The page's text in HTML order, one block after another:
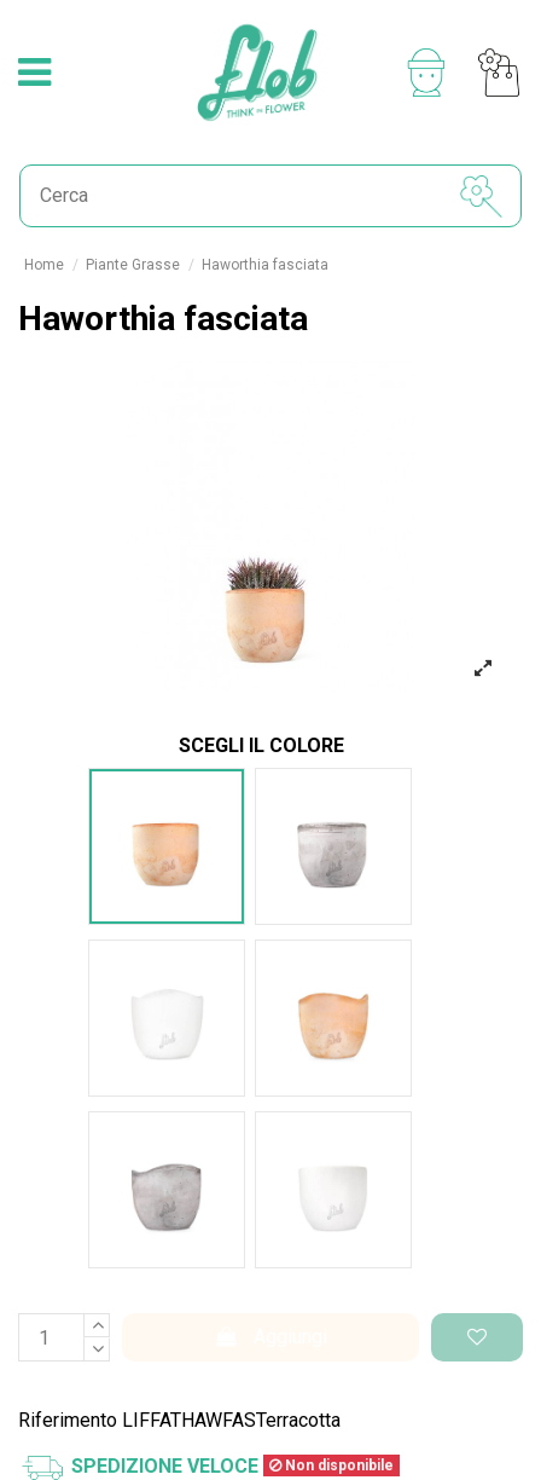
Home Piante Grasse Haworthia fasciata
Haworthia fasciata
SCEGLI IL COLORE
Riferimento LIFFATHAWFASTerracotta
SPEDIZIONE VELOCE Non disponibile